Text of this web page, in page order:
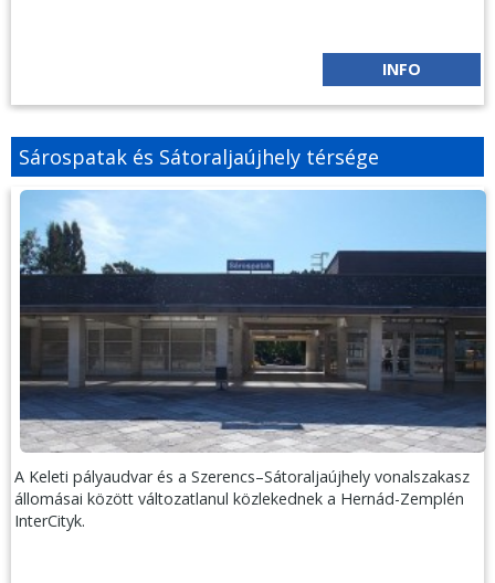
INFO
Sárospatak és Sátoraljaújhely térsége
A Keleti pályaudvar és a Szerencs–Sátoraljaújhely vonalszakasz
állomásai között változatlanul közlekednek a Hernád-Zemplén
InterCityk.